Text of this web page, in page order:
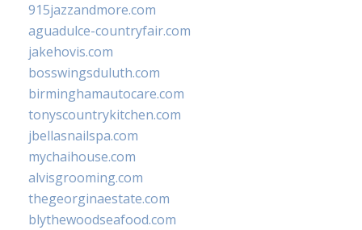
915jazzandmore.com
aguadulce-countryfair.com
jakehovis.com
bosswingsduluth.com
birminghamautocare.com
tonyscountrykitchen.com
jbellasnailspa.com
mychaihouse.com
alvisgrooming.com
thegeorginaestate.com
blythewoodseafood.com